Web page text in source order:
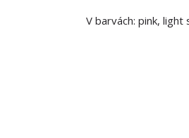
V barvách: pink, light